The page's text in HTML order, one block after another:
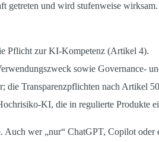
und wird stufenweise
Pflicht zur KI-Kompetenz (Artikel 4).
sowie Governance-
Transparenzpflichten nach Artikel
KI, die in regulierte Produkte
wer „nur“ ChatGPT, Copilot oder